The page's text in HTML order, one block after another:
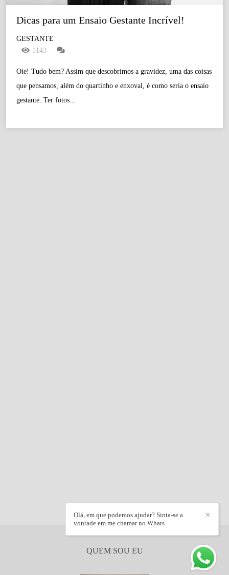
Dicas para um Ensaio Gestante Incrível!
GESTANTE
1143
Oie! Tudo bem? Assim que descobrimos a gravidez, uma das coisas
que pensamos, além do quartinho e enxoval, é como seria o ensaio
gestante. Ter fotos...
QUEM SOU EU
✕
Olá, em que podemos ajudar? Sinta-se a
vontade em me chamar no Whats.